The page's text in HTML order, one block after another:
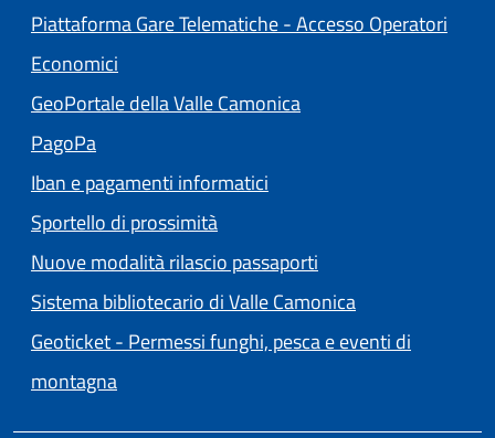
Piattaforma Gare Telematiche - Accesso Operatori
Economici
GeoPortale della Valle Camonica
PagoPa
Iban e pagamenti informatici
Sportello di prossimità
Nuove modalità rilascio passaporti
Sistema bibliotecario di Valle Camonica
Geoticket - Permessi funghi, pesca e eventi di
montagna